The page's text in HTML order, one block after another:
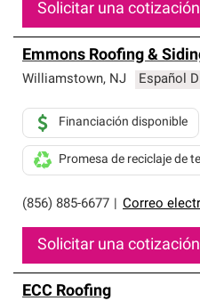
Solicitar una cotización
Emmons Roofing &
Williamstown, NJ Español
(856) 885-6677 Correo
Financiación disponible
Promesa de reciclaje de
Solicitar una cotización
ECC Roofing